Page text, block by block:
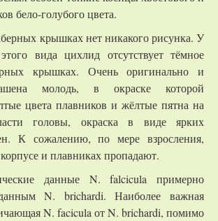
бело-голубого цвета.
крышках нет никакого рисунка. У
вида цихлид отсутствует тёмное
крышках. Очень оригинально и
молодь, в окраске которой
цвета плавников и жёлтые пятна на
головы, окраска в виде ярких
К сожалению, по мере взросления,
и плавниках пропадают.
данные N. falcicula примерно
данным N. brichardi. Наиболее важная
N. facicula от N. brichardi, помимо